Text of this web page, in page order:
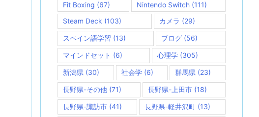
Fit Boxing (67) Nintendo Switch(111)
Steam Deck (103) カメラ (29)
スペイン語学習 (13) ブログ (56)
マインドセット (6) 心理学 (305)
新潟県 (30) 社会学(6) 群馬県 (23)
長野県-その他 (71) 長野県-上田市(18)
長野県-諏訪市 (41) 長野県-軽井沢町 (13)